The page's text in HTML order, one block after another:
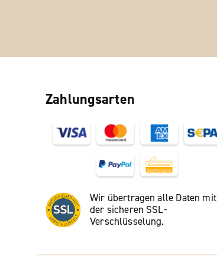
Zahlungsarten
Wir übertragen alle Daten mit
der sicheren SSL-
Verschlüsselung.